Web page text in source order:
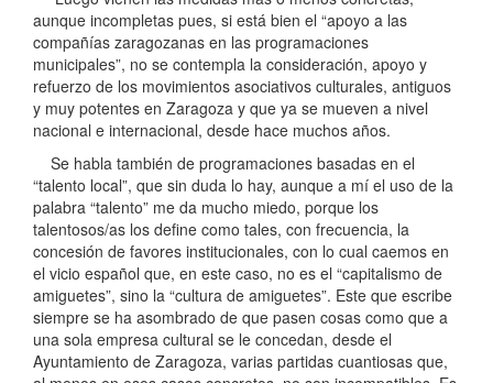
aunque incompletas pues, si está bien el “apoyo a las
compañías zaragozanas en las programaciones
municipales”, no se contempla la consideración, apoyo y
refuerzo de los movimientos asociativos culturales, antiguos
y muy potentes en Zaragoza y que ya se mueven a nivel
nacional e internacional, desde hace muchos años.
Se habla también de programaciones basadas en el
“talento local”, que sin duda lo hay, aunque a mí el uso de la
palabra “talento” me da mucho miedo, porque los
talentosos/as los define como tales, con frecuencia, la
concesión de favores institucionales, con lo cual caemos en
el vicio español que, en este caso, no es el “capitalismo de
amiguetes”, sino la “cultura de amiguetes”. Este que escribe
siempre se ha asombrado de que pasen cosas como que a
una sola empresa cultural se le concedan, desde el
Ayuntamiento de Zaragoza, varias partidas cuantiosas que,